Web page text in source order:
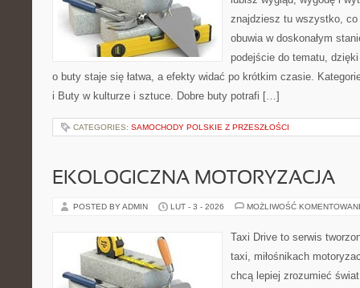
znajdziesz tu wszystko, co
obuwia w doskonałym
podejście do tematu,
o buty staje się łatwa, a efekty widać po krótkim czasie.
i Buty w kulturze i sztuce. Dobre buty potrafi […]
CATEGORIES: SAMOCHODY POLSKIE Z PRZESZŁOŚCI
EKOLOGICZNA MOTORYZACJA
POSTED BY ADMIN LUT - 3 - 2026 MOŻLIWOŚĆ
Taxi Drive to serwis
taxi, miłośnikach
chcą lepiej zrozumieć